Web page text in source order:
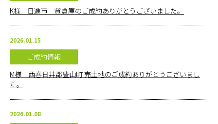
K様 日進市 貸倉庫のご成約ありがとうございました。
2026.01.15
ご成約情報
M様 西春日井郡豊山町 売土地のご成約ありがとうございまし
た。
2026.01.08